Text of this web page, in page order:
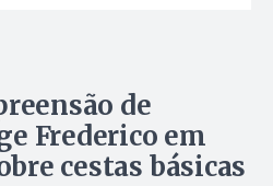
de
Frederico em
cestas básicas